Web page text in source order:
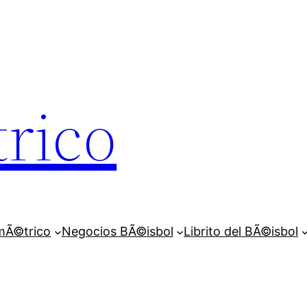
Negocios BÃ©isbol Librito del BÃ©isbol